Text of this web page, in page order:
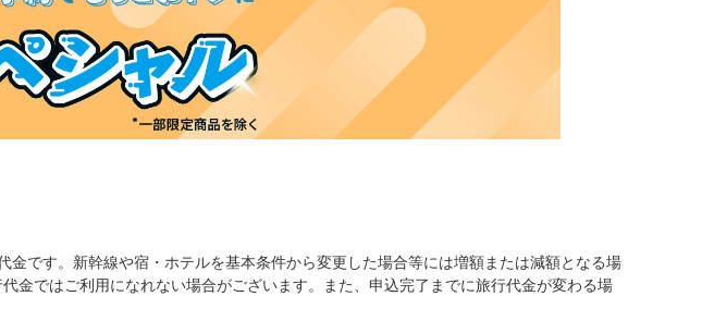
です。新幹線や宿・ホテルを基本条件から変更した場合等には増額または減額となる場
金ではご利用になれない場合がございます。また、申込完了までに旅行代金が変わる場